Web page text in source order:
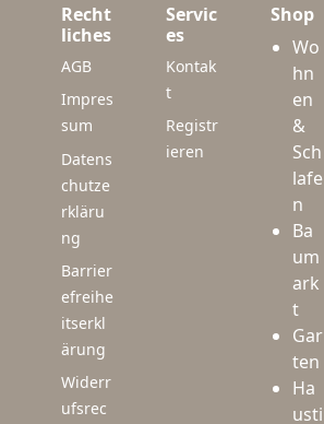
Recht
liches
AGB
Impres
sum
Datens
chutze
rkläru
ng
Barrier
efreihe
itserkl
ärung
Widerr
ufsrec
Servic
es
Kontak
t
Registr
ieren
Shop
Wo
hn
en
&
Sch
lafe
n
Ba
um
ark
t
Gar
ten
Ha
usti